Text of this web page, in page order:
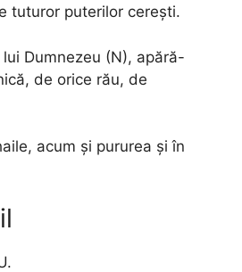
tuturor puterilor cereşti.
Dumnezeu (N), apără-
de orice rău, de
acum şi pururea şi în